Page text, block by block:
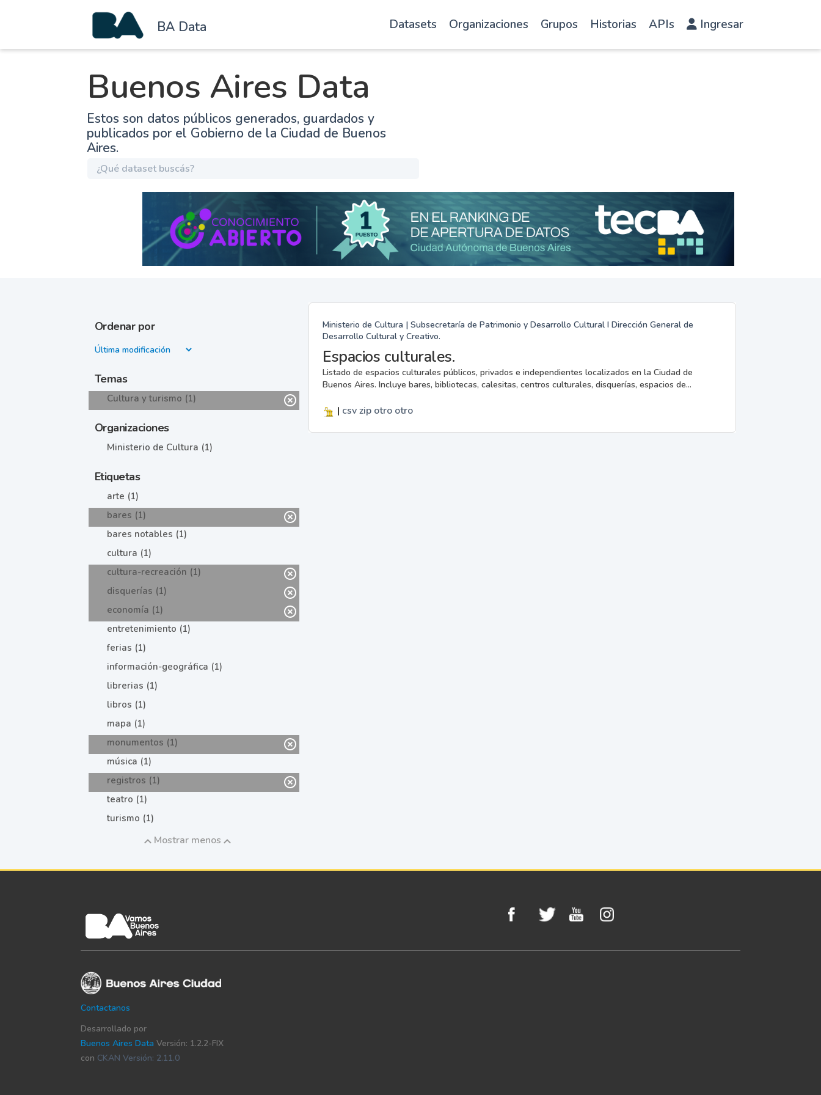
BA Data Datasets Organizaciones Grupos Historias APIs Ingresar
Buenos Aires Data
Estos son datos públicos generados, guardados y
publicados por el Gobierno de la Ciudad de Buenos
Aires.
Ordenar por
Temas
Cultura y turismo (1)
Organizaciones
Ministerio de Cultura (1)
Etiquetas
arte (1)
bares (1)
bares notables (1)
cultura (1)
cultura-recreación (1)
disquerías (1)
economía (1)
entretenimiento (1)
ferias (1)
información-geográfica (1)
librerias (1)
libros (1)
mapa (1)
monumentos (1)
música (1)
registros (1)
teatro (1)
turismo (1)
Mostrar menos
Ministerio de Cultura | Subsecretaría de Patrimonio y Desarrollo Cultural I Dirección General de
Desarrollo Cultural y Creativo.
Espacios culturales.
Listado de espacios culturales públicos, privados e independientes localizados en la Ciudad de
Buenos Aires. Incluye bares, bibliotecas, calesitas, centros culturales, disquerías, espacios de...
| csvzip otro otro
Contactanos
Desarrollado por
Buenos Aires Data Versión: 1.2.2-FIX
con CKAN Versión: 2.11.0